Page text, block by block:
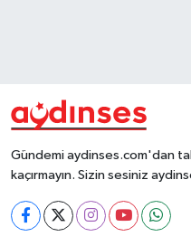
Gündemi aydinses.com'dan
kaçırmayın. Sizin sesiniz